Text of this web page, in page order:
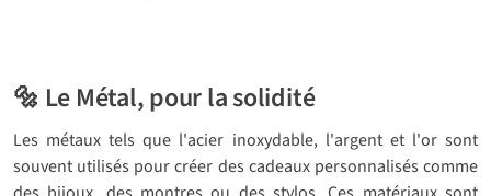
🔩 Le Métal, pour la solidité
Les métaux tels que l'acier inoxydable, l'argent et l'or sont
souvent utilisés pour créer des cadeaux personnalisés comme